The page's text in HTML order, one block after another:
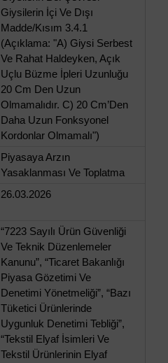
Giysilerin İçi Ve Dışı
Madde/Kısım 3.4.1
(Açıklama: "A) Giysi Serbest
Ve Rahat Haldeyken, Açık
Uçlu Büzme İpleri Uzunluğu
20 Cm Den Uzun
Olmamalıdır. C) 20 Cm’Den
Daha Uzun Fonksyonel
Kordonlar Olmamalı")
Piyasaya Arzın
Yasaklanması Ve Toplatma
26.03.2026
“7223 Sayılı Ürün Güvenliği
Ve Teknik Düzenlemeler
Kanunu”, “Ticaret Bakanlığı
Piyasa Gözetimi Ve
Denetimi Yönetmeliği”, “Bazı
Tüketici Ürünlerinde
Uygunluk Denetimi Tebliği”,
“Tekstil Elyaf İsimleri Ve
Tekstil Ürünlerinin Elyaf